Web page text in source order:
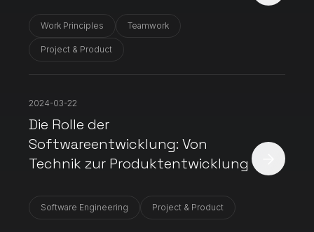
Work Principles Teamwork
Project & Product
2024-03-22
Die Rolle der
Softwareentwicklung: Von
Technik zur Produktentwicklung
Software Engineering Project & Product